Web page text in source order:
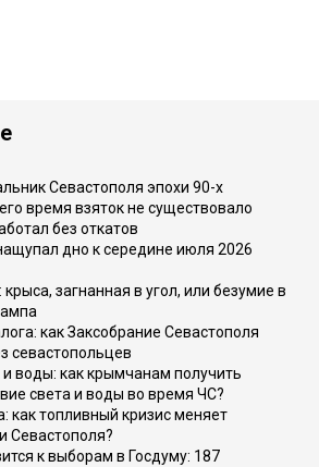
Севастополя эпохи 90-х
время взяток не существовало
без откатов
дно к середине июля 2026
загнанная в угол, или безумие в
как Заксобрание Севастополя
севастопольцев
и воды: как крымчанам получить
света и воды во время ЧС?
как топливный кризис меняет
Севастополя?
к выборам в Госдуму: 187